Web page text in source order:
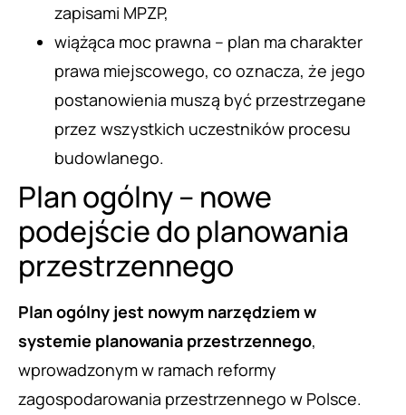
zapisami MPZP,
wiążąca moc prawna – plan ma charakter
prawa miejscowego, co oznacza, że jego
postanowienia muszą być przestrzegane
przez wszystkich uczestników procesu
budowlanego.
Plan ogólny – nowe
podejście do planowania
przestrzennego
Plan ogólny jest nowym narzędziem w
systemie planowania przestrzennego,
wprowadzonym w ramach reformy
zagospodarowania przestrzennego w Polsce.